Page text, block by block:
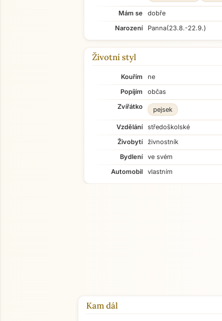
Mám se
dobře
Narození
Panna(23.8.-22.9.)
Životní styl
Kouřím
ne
Popíjím
občas
Zvířátko
pejsek
Vzdělání
středoškolské
Živobytí
živnostník
Bydlení
ve svém
Automobil
vlastním
Kam dál